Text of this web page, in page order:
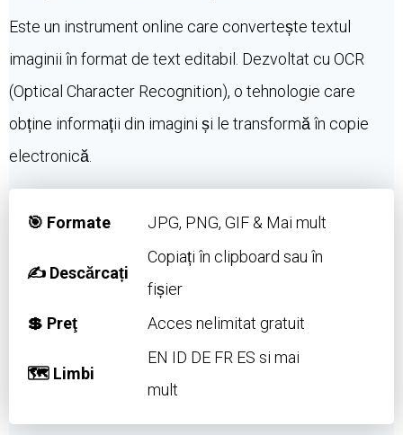
Este un instrument online care convertește textul
imaginii în format de text editabil. Dezvoltat cu OCR
(Optical Character Recognition), o tehnologie care
obține informații din imagini și le transformă în copie
electronică.
🎯 Formate JPG, PNG, GIF & Mai mult
✍️ Descărcați
Copiați în clipboard sau în
fișier
💲 Preţ
Acces nelimitat gratuit
🗺 Limbi
EN ID DE FR ES si mai
mult